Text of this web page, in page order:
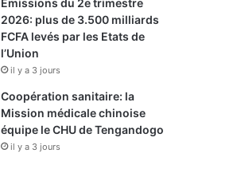
Emissions du 2e trimestre
2026: plus de 3.500 milliards
FCFA levés par les Etats de
l’Union
il y a 3 jours
Coopération sanitaire: la
Mission médicale chinoise
équipe le CHU de Tengandogo
il y a 3 jours